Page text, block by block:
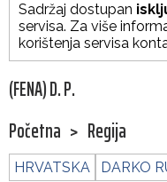
Sadržaj dostupan
servisa. Za više
korištenja servisa
(FENA) D. P.
Početna > Regija
HRVATSKA DARKO